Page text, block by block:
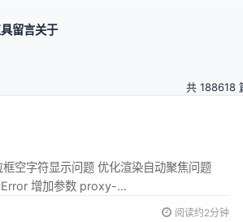
留言关于
共 188618
空字符显示问题 优化渲染自动聚焦问题
增加参数 proxy-
阅读约2分钟